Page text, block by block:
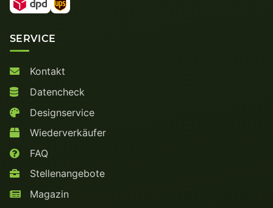
SERVICE
Kontakt
Datencheck
Designservice
Wiederverkäufer
FAQ
Stellenangebote
Magazin